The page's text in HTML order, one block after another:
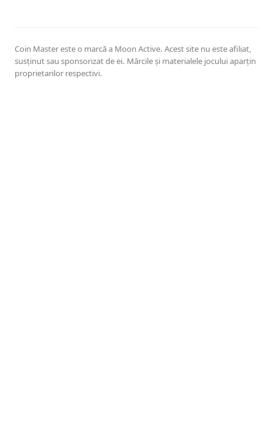
Coin Master este o marcă a Moon Active. Acest site nu este afiliat,
susținut sau sponsorizat de ei. Mărcile și materialele jocului aparțin
proprietarilor respectivi.